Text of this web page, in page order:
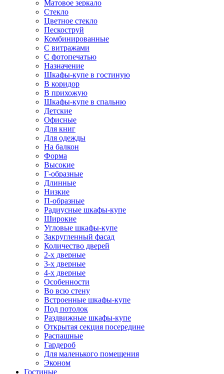
Матовое зеркало
Стекло
Цветное стекло
Пескоструй
Комбинированные
С витражами
С фотопечатью
Назначение
Шкафы-купе в гостиную
В коридор
В прихожую
Шкафы-купе в спальню
Детские
Офисные
Для книг
Для одежды
На балкон
Форма
Высокие
Г-образные
Длинные
Низкие
П-образные
Радиусные шкафы-купе
Широкие
Угловые шкафы-купе
Закругленный фасад
Количество дверей
2-х дверные
3-х дверные
4-х дверные
Особенности
Во всю стену
Встроенные шкафы-купе
Под потолок
Раздвижные шкафы-купе
Открытая секция посередине
Распашные
Гардероб
Для маленького помещения
Эконом
Гостиные